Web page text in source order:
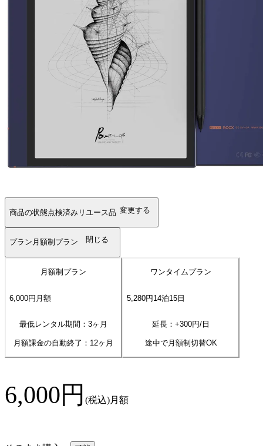
商品の状態点検済みリユース品 変更する
プラン 月額制プラン 閉じる
月額制プラン
6,000円 月額
最低レンタル期間：3ヶ月
月額課金の自動終了： 12ヶ月
ワンタイムプラン
5,280円14泊15日
延長：+300円/日
途中で月額制切替OK
6,000円 (税込)月額